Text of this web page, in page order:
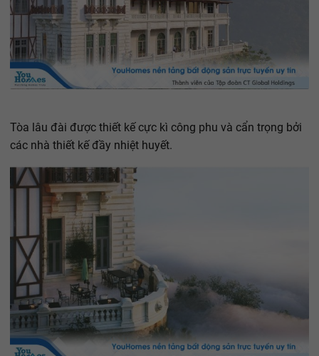
Tòa lâu đài được thiết kế cực kì công phu và cẩn trọng bởi
các nhà thiết kế đầy nhiệt huyết.